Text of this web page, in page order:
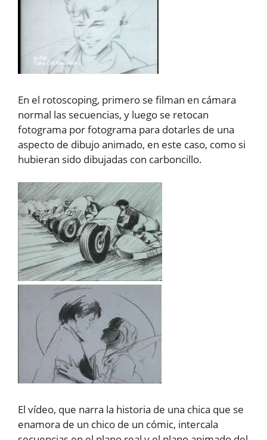
En el rotoscoping, primero se filman en cámara
normal las secuencias, y luego se retocan
fotograma por fotograma para dotarles de una
aspecto de dibujo animado, en este caso, como si
hubieran sido dibujadas con carboncillo.
El vídeo, que narra la historia de una chica que se
enamora de un chico de un cómic, intercala